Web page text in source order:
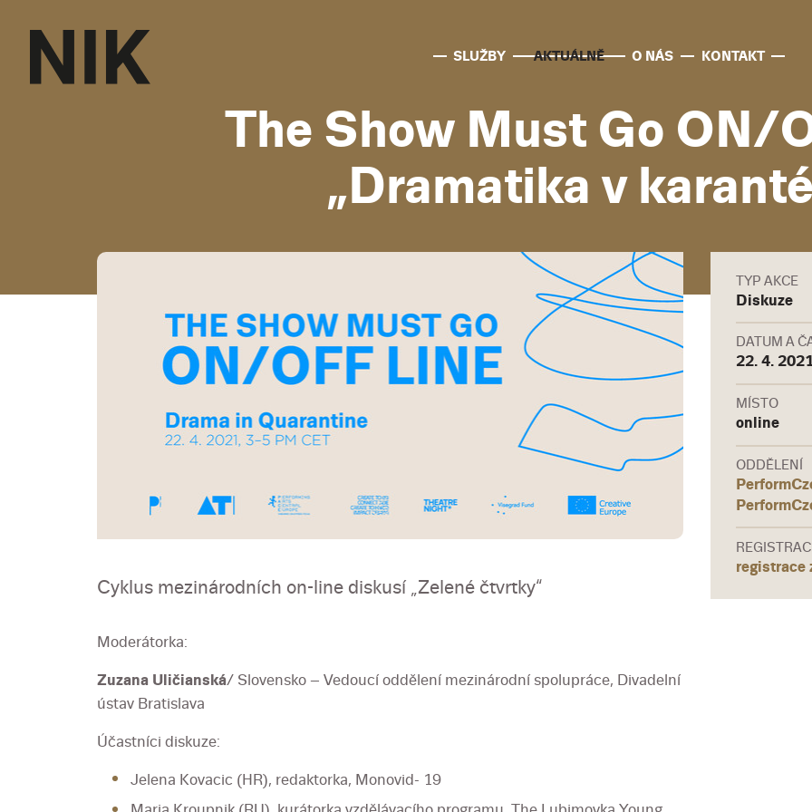
SLUŽBY AKTUÁLNĚ O NÁS KONTAKT
The Show Must Go ON/
„Dramatika v
Cyklus mezinárodních on-line diskusí „Zelené čtvrtky“
Moderátorka:
Zuzana Uličianská/ Slovensko – Vedoucí oddělení mezinárodní spolupráce, Divadelní
ústav Bratislava
Účastníci diskuze:
Jelena Kovacic (HR), redaktorka, Monovid- 19
TYP AKCE
Diskuze
DATUM A
22. 4.
MÍSTO
online
ODDĚLENÍ
registrace